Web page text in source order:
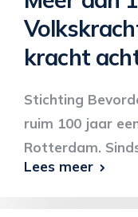
kracht
Stichting
ruim 100 jaar
Rotterdam.
Lees meer